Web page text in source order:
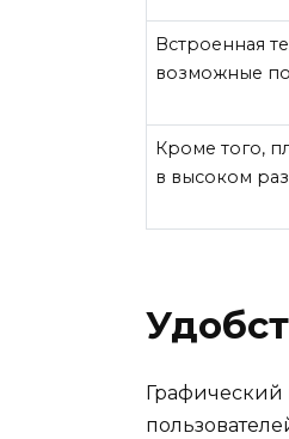
Встроенная
возможные
Кроме того,
в высоком
Графический